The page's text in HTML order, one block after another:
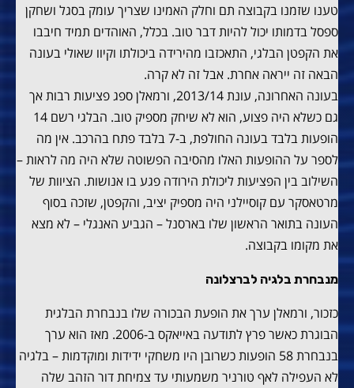
טענו שזמנו בקבוצה תם וחלק האמינו שצריך עומק בסגל ושחקן
ספסל בדמותו יכול להיות דבר טוב. בכלל, האוהדים תמיד חיבבו
את הקפטן הבלגי, התאכזבו מהירידה ביכולתו וקיוו שאולי בעונה
הבאה זה ייראה אחרת. אבל זה לא קרה.
בעונה האחרונה, עונת 2013/14, ורמאלן ספג פציעות רבות אך
גם כשלא היה פצוע, הוא לא שיחק מספיק טוב. הבלגי רשם 14
הופעות בלבד בעונה החולפת, ב-7 בלבד פתח בהרכב. אין מה
לספר על ההופעות האלו מהסיבה הפשוטה שלא היה מה לראות –
השילוב בין הפציעות ליכולת הירודה פגע בו אנושות. הציוות של
מרטאסקר עם קוסיילני היה מספיק יציב, והקפטן, שזכה בסוף
העונה בתואר הראשון שלו בארסנל – הגביע האנגלי – לא מצא
את מקומו בקבוצה.
מנבחרת בלגיה לברצלונה
כזכור, ורמאלן ערך את הופעת הבכורה שלו בנבחרת הבלגית
הבוגרת כאשר פרץ לתודעה באייאקס ב-2006. מאז הוא ערך
בנבחרת 58 הופעות כשרובן היו משחקי ידידות ומוקדמות – בלגיה
לא העפילה לאף טורניר משמעותי עד צמיחת דור הזהב שלה